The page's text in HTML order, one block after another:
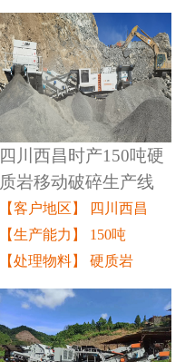
四川西昌时产150吨硬
质岩移动破碎生产线
【客户地区】 四川西昌
【生产能力】 150吨
【处理物料】 硬质岩